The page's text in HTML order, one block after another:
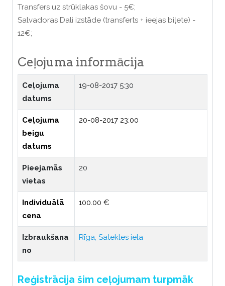
Transfers uz strūklakas šovu - 5€;
Salvadoras Dali izstāde (transferts + ieejas biļete) -
12€;
Ceļojuma informācija
Ceļojuma
datums
19-08-2017 5:30
Ceļojuma
beigu
datums
20-08-2017 23:00
Pieejamās
vietas
20
Individuālā
cena
100.00 €
Izbraukšana
no
Rīga, Satekles iela
Reģistrācija šim ceļojumam turpmāk